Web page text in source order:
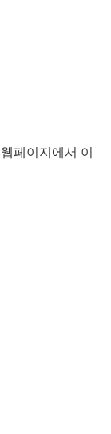
페이지에서 이